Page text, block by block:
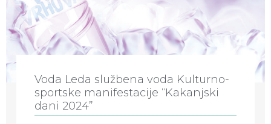
Voda Leda službena voda Kulturno-
sportske manifestacije “Kakanjski
dani 2024”